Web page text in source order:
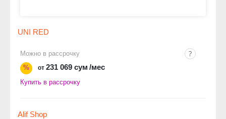
UNI RED
Можно в рассрочку
%
от 231 069 сум /мес
Купить в рассрочку
Alif Shop